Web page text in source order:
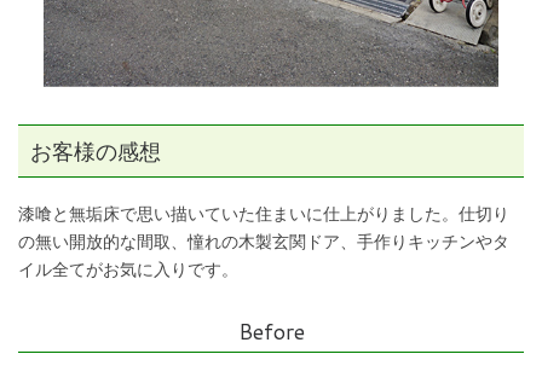
お客様の感想
漆喰と無垢床で思い描いていた住まいに仕上がりました。仕切り
の無い開放的な間取、憧れの木製玄関ドア、手作りキッチンやタ
イル全てがお気に入りです。
Before